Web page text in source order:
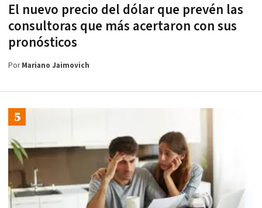
El nuevo precio del dólar que prevén las
consultoras que más acertaron con sus
pronósticos
PorMariano Jaimovich